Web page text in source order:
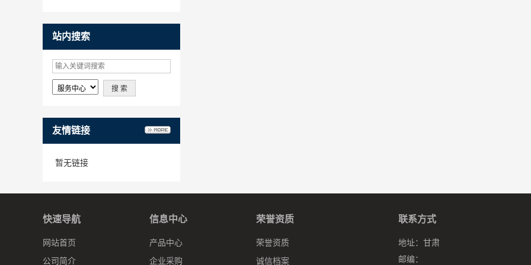
站内搜索
友情链接
暂无链接
快速导航
网站首页
公司简介
信息中心
产品中心
企业采购
荣誉资质
荣誉资质
诚信档案
联系方式
地址： 甘肃
邮编：